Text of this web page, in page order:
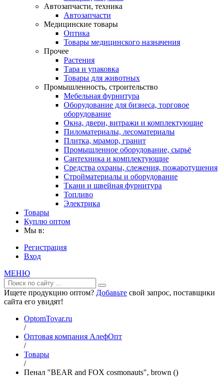
Автозапчасти, техника
Автозапчасти
Медицинские товары
Оптика
Товары медицинского назначения
Прочее
Растения
Тара и упаковка
Товары для животных
Промышленность, строительство
Мебельная фурнитура
Оборудование для бизнеса, торговое
оборудование
Окна, двери, витражи и комплектующие
Пиломатериалы, лесоматериалы
Плитка, мрамор, гранит
Промышленное оборудование, сырьё
Сантехника и комплектующие
Средства охраны, слежения, пожаротушения
Стройматериалы и оборудование
Ткани и швейная фурнитура
Топливо
Электрика
Товары
Куплю оптом
Мы в:
Регистрация
Вход
МЕНЮ
Ищете продукцию оптом? Добавьте свой запрос, поставщики
сайта его увидят!
OptomTovar.ru
/
Оптовая компания АлефОпт
/
Товары
/
Пенал "BEAR and FOX cosmonauts", brown ()